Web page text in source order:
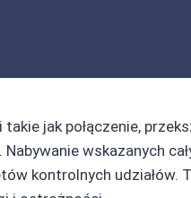
jak połączenie,
wskazanych
kontrolnych